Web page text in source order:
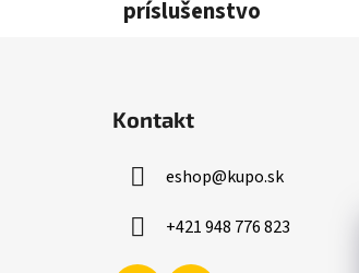
príslušenstvo
Kontakt
eshop@kupo.sk
+421 948 776 823